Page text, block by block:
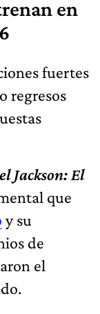
en
fuertes
regresos
Jackson: El
que
y su
de
el